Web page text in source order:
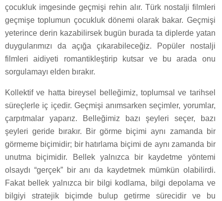
çocukluk imgesinde geçmişi rehin alır. Türk nostalji filmleri
geçmişe toplumun çocukluk dönemi olarak bakar. Geçmişi
yeterince derin kazabilirsek bugün burada ta diplerde yatan
duygularımızı da açığa çıkarabileceğiz. Popüler nostalji
filmleri aidiyeti romantikleştirip kutsar ve bu arada onu
sorgulamayı elden bırakır.
Kollektif ve hatta bireysel belleğimiz, toplumsal ve tarihsel
süreçlerle iç içedir. Geçmişi anımsarken seçimler, yorumlar,
çarpıtmalar yaparız. Belleğimiz bazı şeyleri seçer, bazı
şeyleri geride bırakır. Bir görme biçimi aynı zamanda bir
görmeme biçimidir; bir hatırlama biçimi de aynı zamanda bir
unutma biçimidir. Bellek yalnızca bir kaydetme yöntemi
olsaydı “gerçek” bir anı da kaydetmek mümkün olabilirdi.
Fakat bellek yalnızca bir bilgi kodlama, bilgi depolama ve
bilgiyi stratejik biçimde bulup getirme sürecidir ve bu